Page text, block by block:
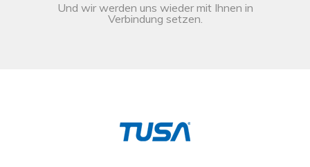
Und wir werden uns wieder mit Ihnen in
Verbindung setzen.